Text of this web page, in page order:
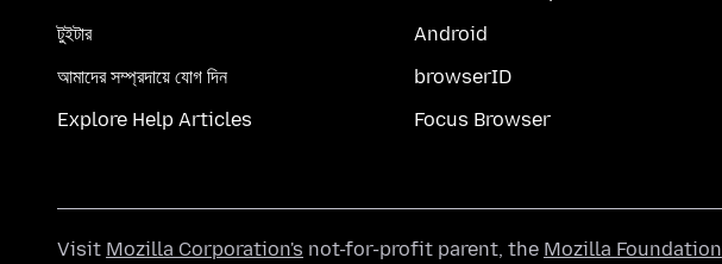
টুইটার
আমাদের সম্প্রদায়ে যোগ দিন
Explore Help Articles
Android
browserID
Focus Browser
Visit Mozilla Corporation's not-for-profit parent, the Mozilla Foundation